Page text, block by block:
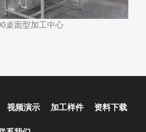
桌面型加工中心
视频演示 加工样件 资料下载